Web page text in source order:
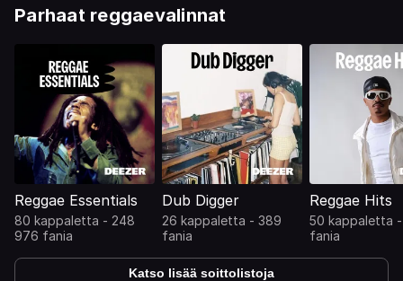
Parhaat reggaevalinnat
Reggae Essentials
80 kappaletta - 248
976 fania
Dub Digger
26 kappaletta - 389
fania
Reggae Hits
50 kappaletta
fania
Katso lisää soittolistoja